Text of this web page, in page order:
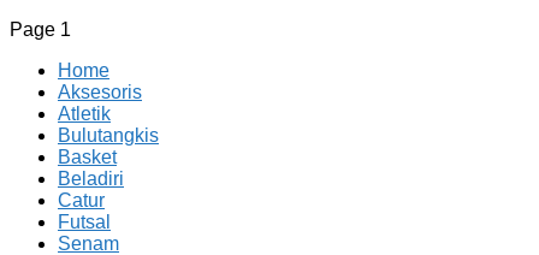
Page 1
Home
Aksesoris
Atletik
Bulutangkis
Basket
Beladiri
Catur
Futsal
Senam